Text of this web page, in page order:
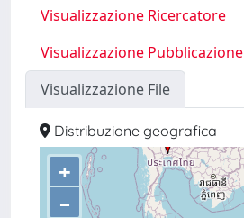
Visualizzazione Ricercatore
Visualizzazione Pubblicazione
Visualizzazione File
Distribuzione geografica
+
–